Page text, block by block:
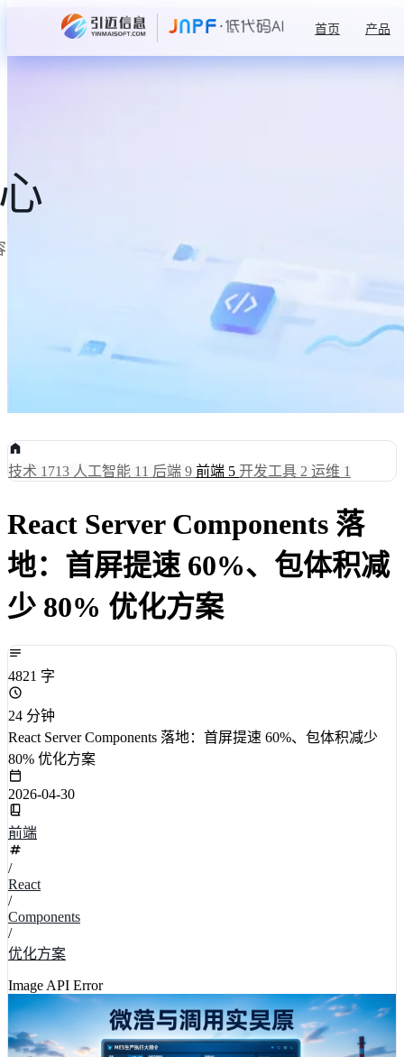
首页 产品
技术 1713 人工智能 11 后端 9 前端 5 开发工具 2 运维 1
React Server Components 落
地：首屏提速 60%、包体积减
少 80% 优化方案
4821 字
24 分钟
React Server Components 落地：首屏提速 60%、包体积减少
80% 优化方案
2026-04-30
前端
/
React
/
Components
/
优化方案
Image API Error